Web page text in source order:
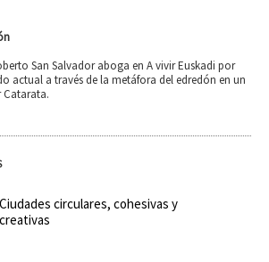
San Salvador aboga en A vivir Euskadi por
actual a través de la metáfora del edredón en un
Ciudades circulares, cohesivas y
creativas